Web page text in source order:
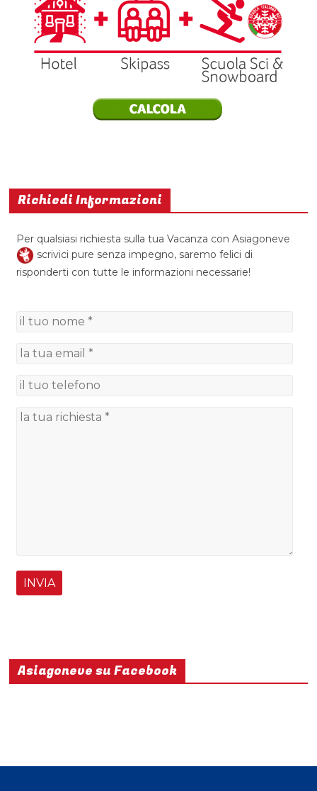
Richiedi Informazioni
Per qualsiasi richiesta sulla tua Vacanza con Asiagoneve
scrivici pure senza impegno, saremo felici di
risponderti con tutte le informazioni necessarie!
Asiagoneve su Facebook